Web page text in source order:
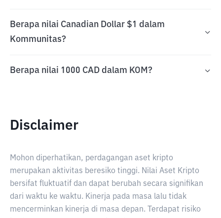
Berapa nilai Canadian Dollar $1 dalam
Kommunitas?
Berapa nilai 1000 CAD dalam KOM?
Disclaimer
Mohon diperhatikan, perdagangan aset kripto
merupakan aktivitas beresiko tinggi. Nilai Aset Kripto
bersifat fluktuatif dan dapat berubah secara signifikan
dari waktu ke waktu. Kinerja pada masa lalu tidak
mencerminkan kinerja di masa depan. Terdapat risiko